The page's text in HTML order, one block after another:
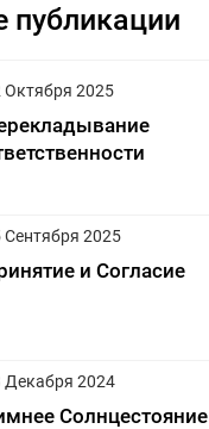
публикации
Октября 2025
Сентября 2025
и Согласие
Декабря 2024
Солнцестояние